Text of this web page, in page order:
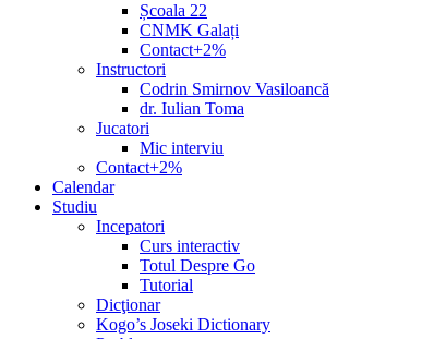
Școala 22
CNMK Galați
Contact+2%
Instructori
Codrin Smirnov Vasiloancă
dr. Iulian Toma
Jucatori
Mic interviu
Contact+2%
Calendar
Studiu
Incepatori
Curs interactiv
Totul Despre Go
Tutorial
Dicţionar
Kogo’s Joseki Dictionary